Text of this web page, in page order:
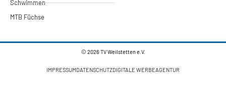
Schwimmen
MTB Füchse
© 2026 TV Weilstetten e.V.
IMPRESSUMDATENSCHUTZDIGITALE WERBEAGENTUR